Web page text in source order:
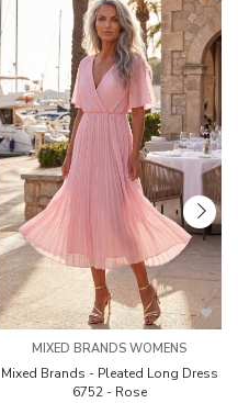
MIXED BRANDS WOMENS
Mixed Brands - Pleated Long Dress
6752 - Rose